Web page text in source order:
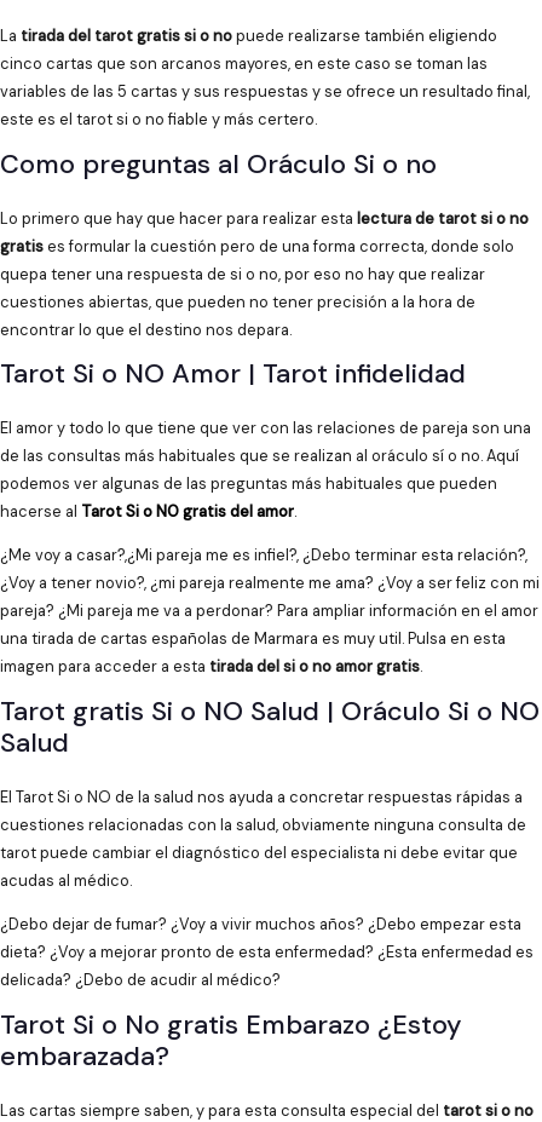
La tirada del tarot gratis si o nopuede realizarse también eligiendo
cinco cartas que son arcanos mayores, en este caso se toman las
variables de las 5 cartas y sus respuestas y se ofrece un resultado final,
este es el tarot si o no fiable y más certero.
Como preguntas al Oráculo Si o no
Lo primero que hay que hacer para realizar esta lectura de tarot si o no
gratises formular la cuestión pero de una forma correcta, donde solo
quepa tener una respuesta de si o no, por eso no hay que realizar
cuestiones abiertas, que pueden no tener precisión a la hora de
encontrar lo que el destino nos depara.
Tarot Si o NO Amor | Tarot infidelidad
El amor y todo lo que tiene que ver con las relaciones de pareja son una
de las consultas más habituales que se realizan al oráculo sí o no. Aquí
podemos ver algunas de las preguntas más habituales que pueden
hacerse al Tarot Si o NO gratis del amor.
¿Me voy a casar?,¿Mi pareja me es infiel?, ¿Debo terminar esta relación?,
¿Voy a tener novio?, ¿mi pareja realmente me ama? ¿Voy a ser feliz con mi
pareja? ¿Mi pareja me va a perdonar? Para ampliar información en el amor
una tirada de cartas españolas de Marmara es muy util. Pulsa en esta
imagen para acceder a esta tirada del si o no amor gratis.
Tarot gratis Si o NO Salud | Oráculo Si o NO
Salud
El Tarot Si o NO de la salud nos ayuda a concretar respuestas rápidas a
cuestiones relacionadas con la salud, obviamente ninguna consulta de
tarot puede cambiar el diagnóstico del especialista ni debe evitar que
acudas al médico.
¿Debo dejar de fumar? ¿Voy a vivir muchos años? ¿Debo empezar esta
dieta? ¿Voy a mejorar pronto de esta enfermedad? ¿Esta enfermedad es
delicada? ¿Debo de acudir al médico?
Tarot Si o No gratis Embarazo ¿Estoy
embarazada?
Las cartas siempre saben, y para esta consulta especial del tarot si o no